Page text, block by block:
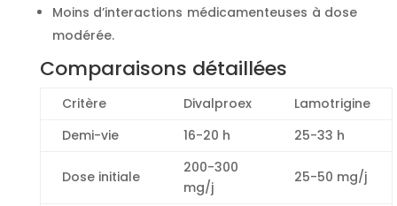
Moins d’interactions médicamenteuses à dose
modérée.
Comparaisons détaillées
Critère Divalproex
Lamotrigine
Demi-vie
16-20 h 25-33 h
Dose initiale
200-300
mg/j
25-50 mg/j